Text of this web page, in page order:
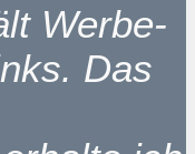
Werbe-
Das